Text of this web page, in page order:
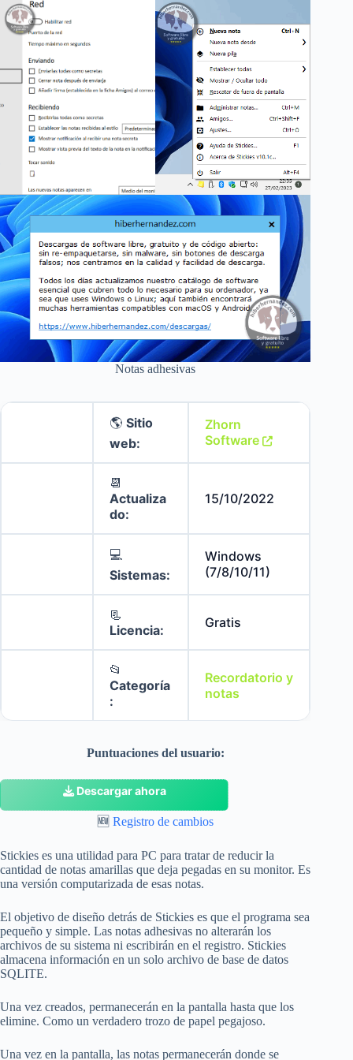
Notas adhesivas
🌎 Sitio
web:
Zhorn
Software
📆
Actualiza
do:
15/10/2022
💻
Sistemas:
Windows
(7/8/10/11)
📃
Licencia:
Gratis
📂
Categoría
:
Recordatorio y
notas
Puntuaciones del usuario:
Descargar ahora
🆕Registro de cambios
Stickies es una utilidad para PC para tratar de reducir la
cantidad de notas amarillas que deja pegadas en su monitor. Es
una versión computarizada de esas notas.
El objetivo de diseño detrás de Stickies es que el programa sea
pequeño y simple. Las notas adhesivas no alterarán los
archivos de su sistema ni escribirán en el registro. Stickies
almacena información en un solo archivo de base de datos
SQLITE.
Una vez creados, permanecerán en la pantalla hasta que los
elimine. Como un verdadero trozo de papel pegajoso.
Una vez en la pantalla, las notas permanecerán donde se